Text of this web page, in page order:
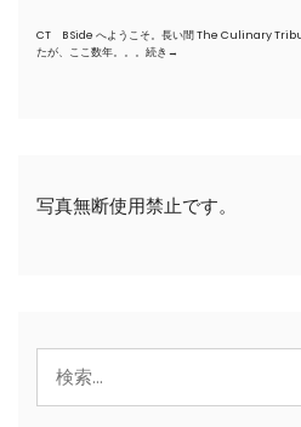
CT B Side へようこそ。長い間 The Culinary
たが、ここ数年。。。 続き→
写真無断使用禁止です。